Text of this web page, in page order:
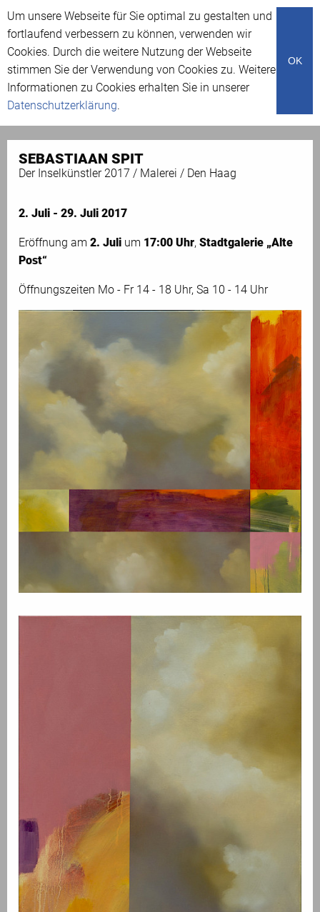
Ausstellungen
SEBASTIAAN SPIT
Der Inselkünstler 2017 / Malerei / Den Haag
2. Juli - 29. Juli 2017
Eröffnung am 2. Juli um 17:00 Uhr, Stadtgalerie „Alte
Post“
Öffnungszeiten Mo - Fr 14 - 18 Uhr, Sa 10 - 14 Uhr
Um unsere Webseite für Sie optimal zu gestalten und
fortlaufend verbessern zu können, verwenden wir
Cookies. Durch die weitere Nutzung der Webseite
stimmen Sie der Verwendung von Cookies zu. Weitere
Informationen zu Cookies erhalten Sie in unserer
Datenschutzerklärung.
OK